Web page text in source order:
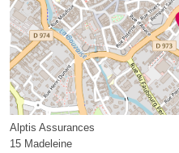
Alptis Assurances
15 Madeleine